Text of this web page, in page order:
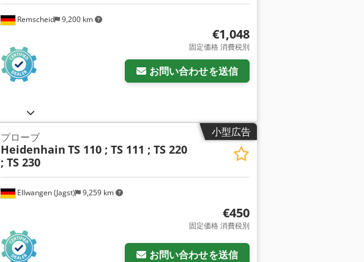
Remscheid 9,200 km
€1,048
固定価格 消費税別
お問い合わせを送信
小型広告
Ellwangen (Jagst) 9,259 km
プローブ
Heidenhain TS 110 ; TS 111 ; TS 220
; TS 230
€450
固定価格 消費税別
お問い合わせを送信